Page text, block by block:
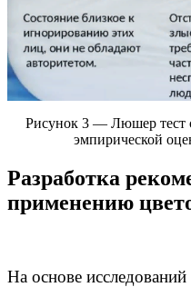
Рисунок 3 — Люшер тест
эмпирической
Разработка
применению
На основе